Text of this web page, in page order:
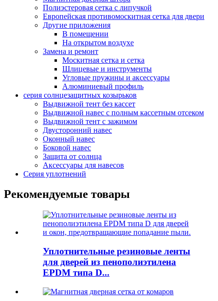
Полиэстеровая сетка с липучкой
Европейская противомоскитная сетка для двери
Другие приложения
В помещении
На открытом воздухе
Замена и ремонт
Москитная сетка и сетка
Шлицевые и инструменты
Угловые пружины и аксессуары
Алюминиевый профиль
серия солнцезащитных козырьков
Выдвижной тент без кассет
Выдвижной навес с полным кассетным отсеком
Выдвижной тент с зажимом
Двусторонний навес
Оконный навес
Боковой навес
Защита от солнца
Аксессуары для навесов
Серия уплотнений
Рекомендуемые товары
Уплотнительные резиновые ленты
для дверей из пенополиэтилена
EPDM типа D...